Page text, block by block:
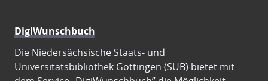
DigiWunschbuch
Die Niedersächsische Staats- und
Universitätsbibliothek Göttingen (SUB) bietet mit